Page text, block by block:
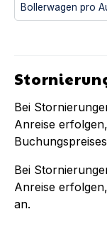
Bollerwagen pro
Bei
Anreise
Bei
Anreise
an.